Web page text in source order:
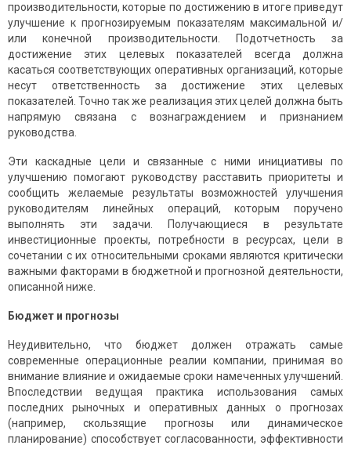
производительности, которые по достижению в итоге приведут
улучшение к прогнозируемым показателям максимальной и/
или конечной производительности. Подотчетность за
достижение этих целевых показателей всегда должна
касаться соответствующих оперативных организаций, которые
несут ответственность за достижение этих целевых
показателей. Точно так же реализация этих целей должна быть
напрямую связана с вознаграждением и признанием
руководства.
Эти каскадные цели и связанные с ними инициативы по
улучшению помогают руководству расставить приоритеты и
сообщить желаемые результаты возможностей улучшения
руководителям линейных операций, которым поручено
выполнять эти задачи. Получающиеся в результате
инвестиционные проекты, потребности в ресурсах, цели в
сочетании с их относительными сроками являются критически
важными факторами в бюджетной и прогнозной деятельности,
описанной ниже.
Бюджет и прогнозы
Неудивительно, что бюджет должен отражать самые
современные операционные реалии компании, принимая во
внимание влияние и ожидаемые сроки намеченных улучшений.
Впоследствии ведущая практика использования самых
последних рыночных и оперативных данных о прогнозах
(например, скользящие прогнозы или динамическое
планирование) способствует согласованности, эффективности